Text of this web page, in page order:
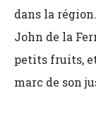
dans la
John de la
petits fruits,
marc de son